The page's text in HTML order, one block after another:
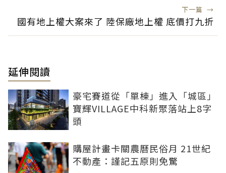
下一篇 →
國有地上權大案來了 陸保廠地上權 底價打九折
延伸閱讀
豪宅賽道從「單棟」進入「城區」
寶輝VILLAGE中科新聚落站上8字
頭
購屋計畫卡關農曆民俗月 21世紀
不動產：謹記五原則免驚